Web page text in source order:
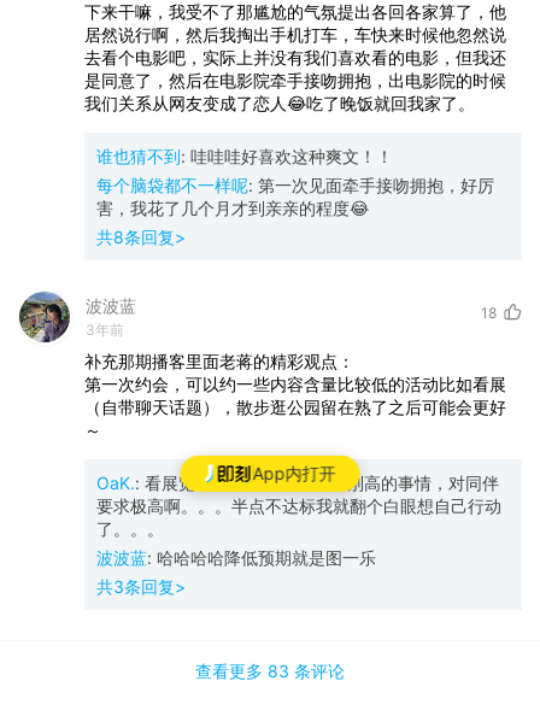
App内打开
下来干嘛，我受不了那尴尬的气氛提出各回各家算了，他
居然说行啊，然后我掏出手机打车，车快来时候他忽然说
去看个电影吧，实际上并没有我们喜欢看的电影，但我还
是同意了，然后在电影院牵手接吻拥抱，出电影院的时候
我们关系从网友变成了恋人😂吃了晚饭就回我家了。
谁也猜不到: 哇哇哇好喜欢这种爽文！！
每个脑袋都不一样呢: 第一次见面牵手接吻拥抱，好厉
害，我花了几个月才到亲亲的程度😂
共8条回复>
波波蓝
3年前
18
补充那期播客里面老蒋的精彩观点：
第一次约会，可以约一些内容含量比较低的活动比如看展
（自带聊天话题），散步逛公园留在熟了之后可能会更好
～
OaK.: 看展览听音乐会这种阈值特别高的事情，对同伴
要求极高啊。。。半点不达标我就翻个白眼想自己行动
了。。。
波波蓝: 哈哈哈哈降低预期就是图一乐
共3条回复>
查看更多 83 条评论